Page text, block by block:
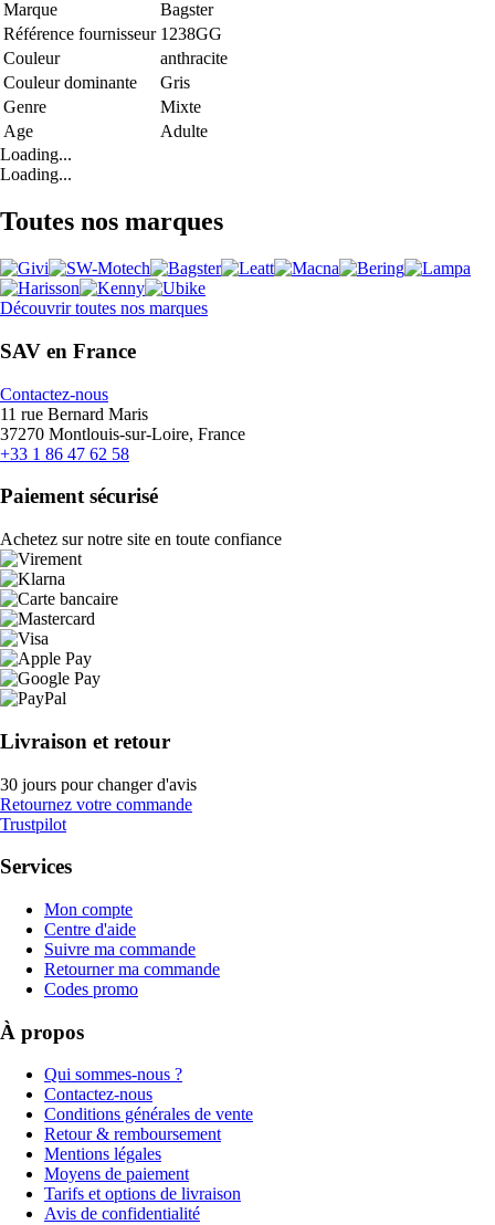
Marque
Bagster
Référence fournisseur 1238GG
Couleur
anthracite
Couleur dominante
Gris
Genre
Mixte
Age
Adulte
Loading...
Loading...
Toutes nos marques
Découvrir toutes nos marques
SAV en France
Contactez-nous
11 rue Bernard Maris
37270 Montlouis-sur-Loire, France
+33 1 86 47 62 58
Paiement sécurisé
Achetez sur notre site en toute confiance
Livraison et retour
30 jours pour changer d'avis
Retournez votre commande
Trustpilot
Services
Mon compte
Centre d'aide
Suivre ma commande
Retourner ma commande
Codes promo
À propos
Qui sommes-nous ?
Contactez-nous
Conditions générales de vente
Retour & remboursement
Mentions légales
Moyens de paiement
Tarifs et options de livraison
Avis de confidentialité